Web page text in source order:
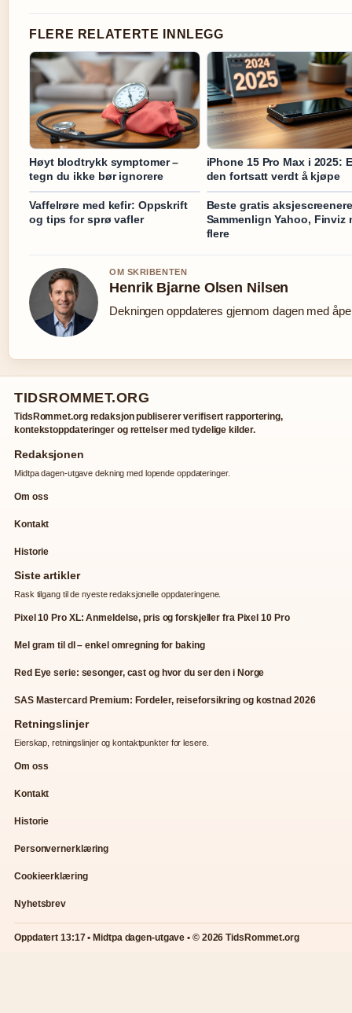
FLERE RELATERTE INNLEGG
Høyt blodtrykk symptomer –
tegn du ikke bør ignorere
iPhone 15 Pro Max i 2025:
den fortsatt verdt å kjøpe
Vaffelrøre med kefir: Oppskrift
og tips for sprø vafler
Beste gratis
Sammenlign Yahoo, Finviz
flere
OM SKRIBENTEN
Henrik Bjarne Olsen Nilsen
Dekningen oppdateres gjennom dagen med
TIDSROMMET.ORG
TidsRommet.org redaksjon publiserer verifisert rapportering,
kontekstoppdateringer og rettelser med tydelige kilder.
Redaksjonen
Midtpa dagen-utgave dekning med lopende oppdateringer.
Om oss
Kontakt
Historie
Siste artikler
Rask tilgang til de nyeste redaksjonelle oppdateringene.
Pixel 10 Pro XL: Anmeldelse, pris og forskjeller fra Pixel 10 Pro
Mel gram til dl – enkel omregning for baking
Red Eye serie: sesonger, cast og hvor du ser den i Norge
SAS Mastercard Premium: Fordeler, reiseforsikring og kostnad 2026
Retningslinjer
Eierskap, retningslinjer og kontaktpunkter for lesere.
Om oss
Kontakt
Historie
Personvernerklæring
Cookieerklæring
Nyhetsbrev
Oppdatert 13:17 • Midtpa dagen-utgave • © 2026 TidsRommet.org